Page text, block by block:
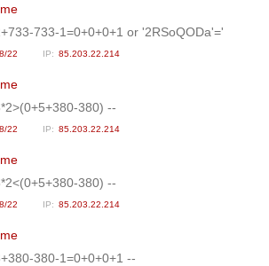
733-1=0+0+0+1 or '2RSoQODa'='
22 85.203.22.214
380) --
22 85.203.22.214
380) --
22 85.203.22.214
380-1=0+0+0+1 --